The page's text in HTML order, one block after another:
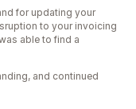
for updating your
to your invoicing
able to find a
and continued